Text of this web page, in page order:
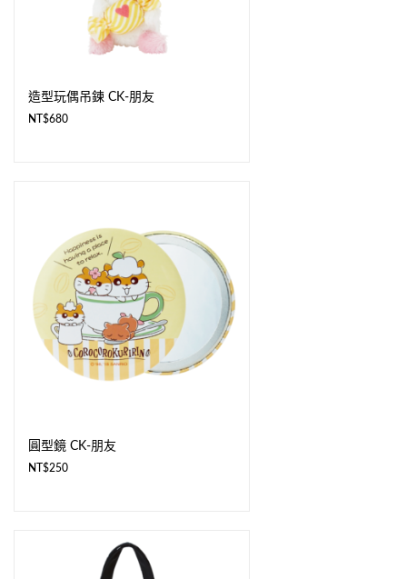
造型玩偶吊鍊 CK-朋友
NT$680
圓型鏡 CK-朋友
NT$250